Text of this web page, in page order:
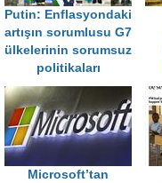
Putin: Enflasyondaki
artışın sorumlusu G7
ülkelerinin sorumsuz
politikaları
Microsoft’tan